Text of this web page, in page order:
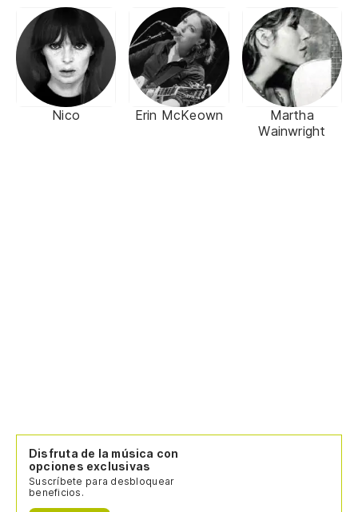
Nico Erin McKeown
Martha
Wainwright
Disfruta de la música con
opciones exclusivas
Suscríbete para desbloquear
beneficios.